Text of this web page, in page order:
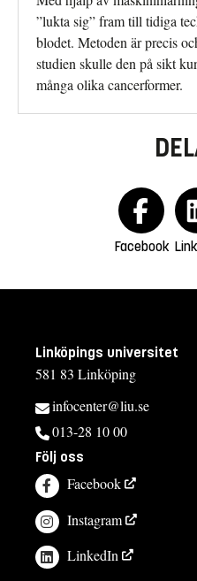
”lukta sig” fram till tidiga
blodet. Metoden är precis
studien skulle den på sikt
många olika cancerformer.
Facebook
Linköpings universitet
581 83 Linköping
infocenter@liu.se
013-28 10 00
Följ oss
Facebook
Instagram
LinkedIn